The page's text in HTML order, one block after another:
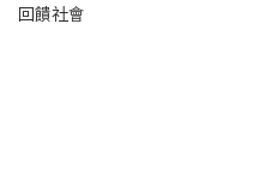
回饋社會